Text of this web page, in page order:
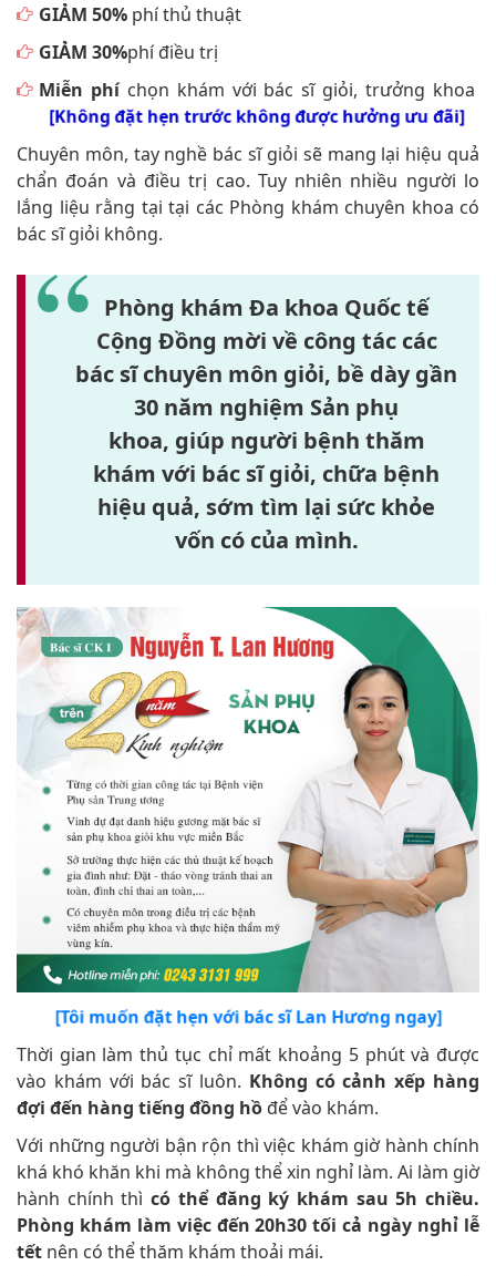
GIẢM 50% phí thủ thuật
GIẢM 30%phí điều trị
Miễn phíchọn khám với bác sĩ giỏi, trưởng khoa
[Không đặt hẹn trước không được hưởng ưu đãi]
Chuyên môn, tay nghề bác sĩ giỏi sẽ mang lại hiệu quả
chẩn đoán và điều trị cao. Tuy nhiên nhiều người lo
lắng liệu rằng tại tại các Phòng khám chuyên khoa có
bác sĩ giỏi không.
Phòng khám Đa khoa Quốc tế
Cộng Đồng mời về công tác các
bác sĩ chuyên môn giỏi, bề dày gần
30 năm nghiệm Sản phụ
khoa, giúp người bệnh thăm
khám với bác sĩ giỏi, chữa bệnh
hiệu quả, sớm tìm lại sức khỏe
vốn có của mình.
[Tôi muốn đặt hẹn với bác sĩ Lan Hương ngay]
Thời gian làm thủ tục chỉ mất khoảng 5 phút và được
vào khám với bác sĩ luôn. Không có cảnh xếp hàng
đợi đến hàng tiếng đồng hồ để vào khám.
Với những người bận rộn thì việc khám giờ hành chính
khá khó khăn khi mà không thể xin nghỉ làm. Ai làm giờ
hành chính thìcó thể đăng ký khám sau 5h chiều.
Phòng khám làm việc đến 20h30 tối cả ngày nghỉ lễ
tết nên có thể thăm khám thoải mái.